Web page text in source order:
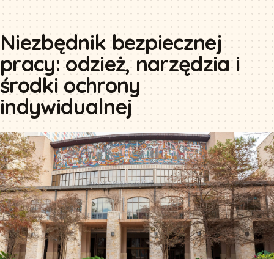
Niezbędnik bezpiecznej
pracy: odzież, narzędzia i
środki ochrony
indywidualnej